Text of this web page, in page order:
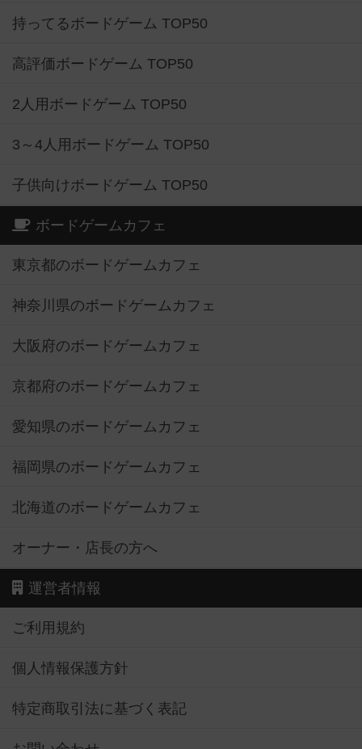
持ってるボードゲーム TOP50
高評価ボードゲーム TOP50
2人用ボードゲーム TOP50
3～4人用ボードゲーム TOP50
子供向けボードゲーム TOP50
ボードゲームカフェ
東京都のボードゲームカフェ
神奈川県のボードゲームカフェ
大阪府のボードゲームカフェ
京都府のボードゲームカフェ
愛知県のボードゲームカフェ
福岡県のボードゲームカフェ
北海道のボードゲームカフェ
オーナー・店長の方へ
運営者情報
ご利用規約
個人情報保護方針
特定商取引法に基づく表記